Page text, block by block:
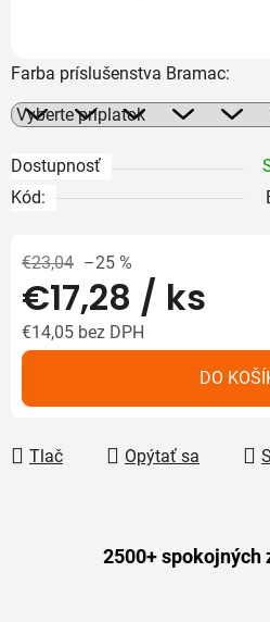
Farba príslušenstva Bramac:
Dostupnosť
Kód:
€23,04 –25 %
€17,28 / ks
€14,05 bez DPH
DO
Tlač Opýtať sa
2500+ spokojných